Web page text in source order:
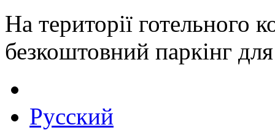
На території готельного
безкоштовний паркінг
Русский